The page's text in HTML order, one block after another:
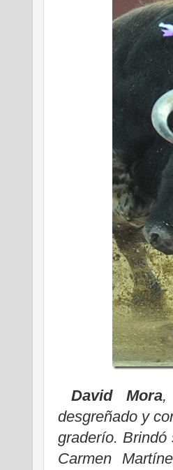
David Mora,
desgreñado y
graderío. Brindó
Carmen